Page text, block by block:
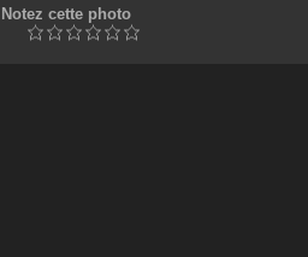
Notez cette photo